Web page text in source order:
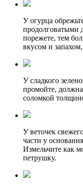
У огурца
продолговатыми
порежете, тем
вкусом и
У сладкого
промойте, должна
соломкой
У веточек
части у
Измельчите как
петрушку.